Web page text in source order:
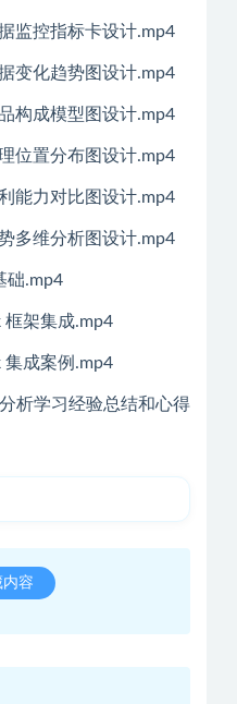
监控指标卡设计.mp4
变化趋势图设计.mp4
构成模型图设计.mp4
位置分布图设计.mp4
能力对比图设计.mp4
多维分析图设计.mp4
础.mp4
框架集成.mp4
集成案例.mp4
析学习经验总结和心得
内容